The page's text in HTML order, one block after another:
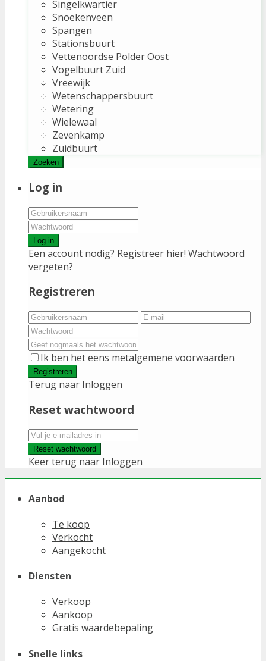
Singelkwartier
Snoekenveen
Spangen
Stationsbuurt
Vettenoordse Polder Oost
Vogelbuurt Zuid
Vreewijk
Wetenschappersbuurt
Wetering
Wielewaal
Zevenkamp
Zuidbuurt
Zoeken
Log in
Log in
Een account nodig? Registreer hier! Wachtwoord
vergeten?
Registreren
Ik ben het eens metalgemene voorwaarden
Registreren
Terug naar Inloggen
Reset wachtwoord
Reset wachtwoord
Keer terug naar Inloggen
Aanbod
Te koop
Verkocht
Aangekocht
Diensten
Verkoop
Aankoop
Gratis waardebepaling
Snelle links